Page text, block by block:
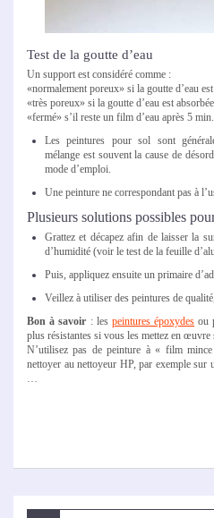
Test de la goutte d’eau
Un support est considéré comme :
«normalement poreux» si la goutte d’eau
«très poreux» si la goutte d’eau est
«fermé» s’il reste un film d’eau après 5 min.
Les peintures pour sol sont
mélange est souvent la cause de
mode d’emploi.
Une peinture ne correspondant pas à
Plusieurs solutions possibles
Grattez et décapez afin de laisser la
d’humidité (voir le test de la feuille
Puis, appliquez ensuite un primaire
Veillez à utiliser des peintures de
Bon à savoir : les peintures époxydes ou
plus résistantes si vous les mettez en œuvre
N’utilisez pas de peinture à « film
nettoyer au nettoyeur HP, par exemple sur